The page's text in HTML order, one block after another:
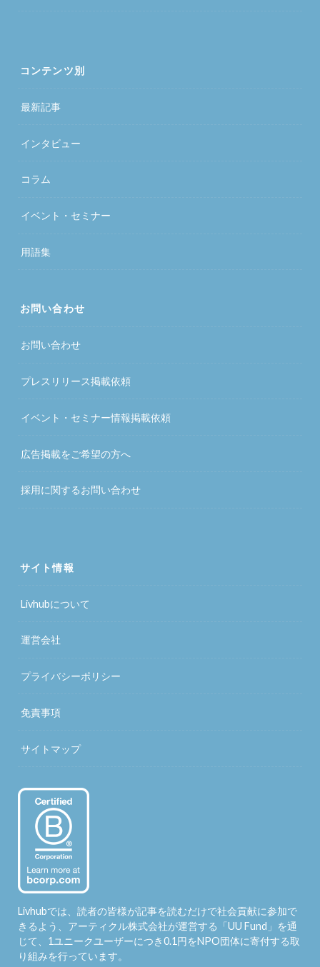
コンテンツ別
最新記事
インタビュー
コラム
イベント・セミナー
用語集
お問い合わせ
お問い合わせ
プレスリリース掲載依頼
イベント・セミナー情報掲載依頼
広告掲載をご希望の方へ
採用に関するお問い合わせ
サイト情報
Livhubについて
運営会社
プライバシーポリシー
免責事項
サイトマップ
Livhubでは、読者の皆様が記事を読むだけで社会貢献に参加で
きるよう、アーティクル株式会社が運営する「UU Fund 」を通
じて、1ユニークユーザーにつき0.1円をNPO団体に寄付する取
り組みを行っています。